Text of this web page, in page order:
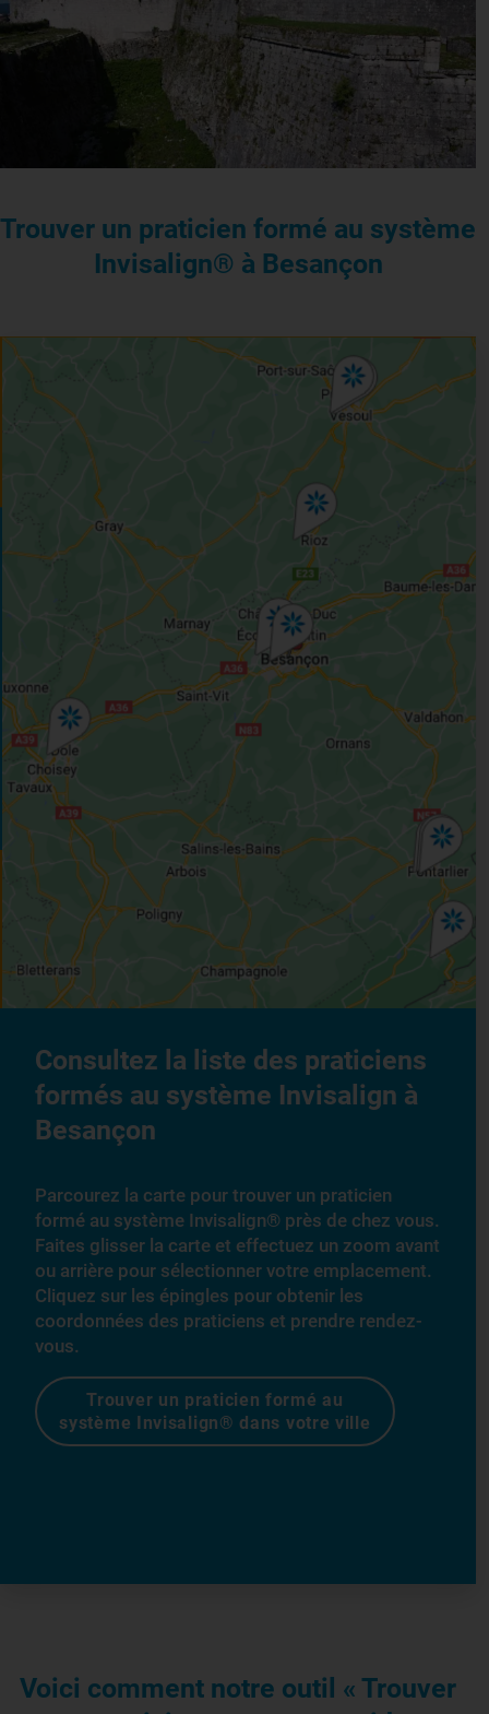
Trouver un praticien formé au système
Invisalign® à Besançon
Consultez la liste des praticiens
formés au système Invisalign à
Besançon
Parcourez la carte pour trouver un praticien
formé au système Invisalign® près de chez vous.
Faites glisser la carte et effectuez un zoom avant
ou arrière pour sélectionner votre emplacement.
Cliquez sur les épingles pour obtenir les
coordonnées des praticiens et prendre rendez-
vous.
Trouver un praticien formé au
système Invisalign® dans votre ville
Voici comment notre outil « Trouver